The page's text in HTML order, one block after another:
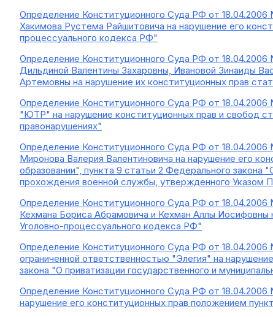
Определение Конституционного Суда РФ от
Хакимова Рустема Райшитовича на нарушение его
процессуального кодекса РФ"
Определение Конституционного Суда РФ от
Дильдиной Валентины Захаровны, Ивановой Зинаиды
Артемовны на нарушение их конституционных прав
Определение Конституционного Суда РФ от
"ЮТР" на нарушение конституционных прав и свобод
правонарушениях"
Определение Конституционного Суда РФ от
Миронова Валерия Валентиновича на нарушение его
образовании", пункта 9 статьи 2 Федерального
прохождения военной службы, утвержденного Указом
Определение Конституционного Суда РФ от
Кехмана Бориса Абрамовича и Кехман Аллы Иосифовны
Уголовно-процессуального кодекса РФ"
Определение Конституционного Суда РФ от
ограниченной ответственностью "Элегия" на
закона "О приватизации государственного и
Определение Конституционного Суда РФ от
нарушение его конституционных прав положением